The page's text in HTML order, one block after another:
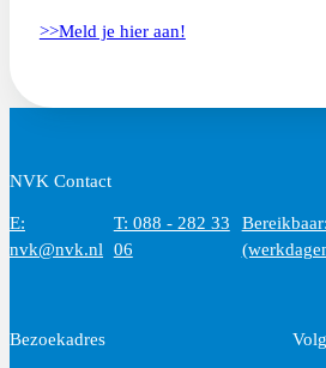
>>Meld je hier aan!
NVK Contact
E:
nvk@nvk.nl
T: 088 - 282 33
06
Bezoekadres